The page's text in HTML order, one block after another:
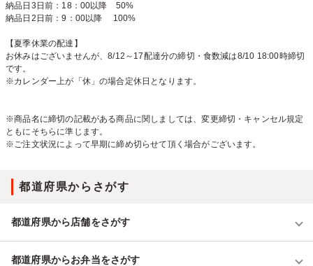
納品日3日前：18：00以降 50%
納品日2日前：9：00以降 100%
【夏季休業の配達】
お休みはございませんが、8/12～17配達分の締切・食数減は8/10 18:00時締切
です。
※カレンダー上が「休」の場合定休日となります。
※商品名に締切の記載がある商品に関しましては、変更締切・キャンセル規定
ともにそちらに準じます。
※ご注文状況によって早期に締め切らせて頂く場合がございます。
都道府県からさがす
都道府県から店舗をさがす
都道府県からお弁当をさがす